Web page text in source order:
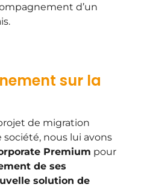
d’un
sur la
de migration
nous lui avons
Premium pour
de ses
solution de